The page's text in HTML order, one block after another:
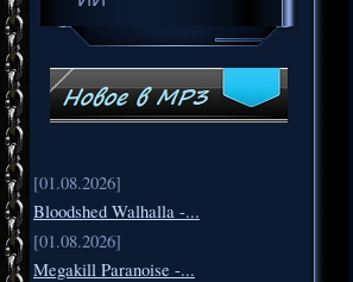
[01.08.2026]
Bloodshed Walhalla -...
[01.08.2026]
Megakill Paranoise -...